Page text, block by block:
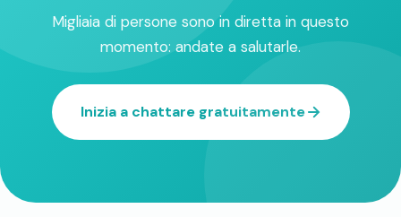
Migliaia di persone sono in diretta in questo
momento: andate a salutarle.
Inizia a chattare gratuitamente